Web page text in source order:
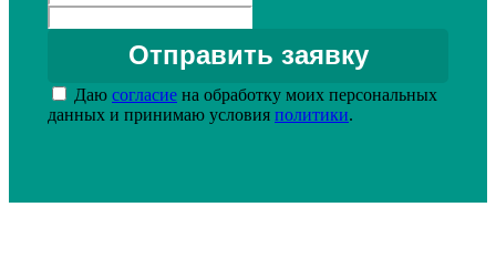
Даю согласие на обработку моих персональных
данных и принимаю условия политики.